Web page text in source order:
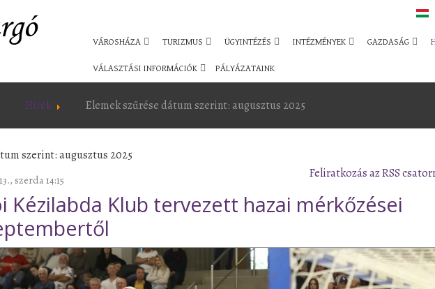
VÁROSHÁZA TURIZMUS ÜGYINTÉZÉS INTÉZMÉNYEK GAZDASÁG
VÁLASZTÁSI INFORMÁCIÓK PÁLYÁZATAINK
Hírek Elemek szűrése dátum szerint: augusztus 2025
szerint: augusztus 2025
Feliratkozás az RSS
szerda 14:15
Kézilabda Klub tervezett hazai mérkőzései